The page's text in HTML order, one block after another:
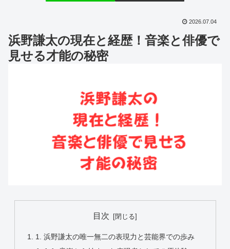
2026.07.04
浜野謙太の現在と経歴！音楽と俳優で
見せる才能の秘密
目次
1. 浜野謙太の唯一無二の表現力と芸能界での歩み